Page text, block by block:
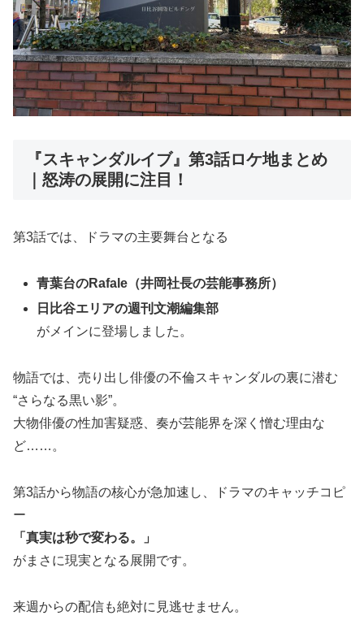
『スキャンダルイブ』第3話ロケ地まとめ
｜怒涛の展開に注目！
第3話では、ドラマの主要舞台となる
青葉台のRafale（井岡社長の芸能事務所）
日比谷エリアの週刊文潮編集部
がメインに登場しました。
物語では、売り出し俳優の不倫スキャンダルの裏に潜む
“さらなる黒い影”。
大物俳優の性加害疑惑、奏が芸能界を深く憎む理由な
ど……。
第3話から物語の核心が急加速し、ドラマのキャッチコピ
ー
「真実は秒で変わる。」
がまさに現実となる展開です。
来週からの配信も絶対に見逃せません。